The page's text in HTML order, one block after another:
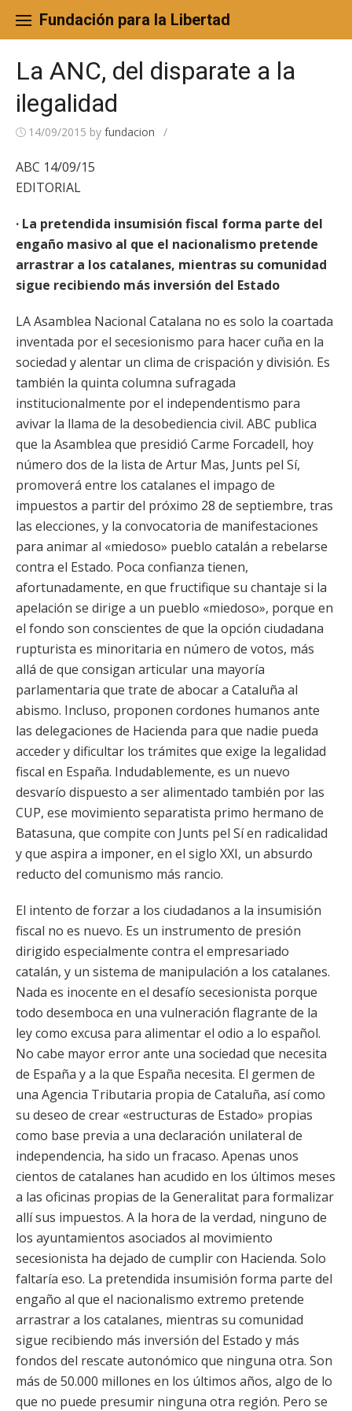
content
Fundación para la Libertad
La ANC, del disparate a la
ilegalidad
14/09/2015 by fundacion /
ABC 14/09/15
EDITORIAL
· La pretendida insumisión fiscal forma parte del
engaño masivo al que el nacionalismo pretende
arrastrar a los catalanes, mientras su comunidad
sigue recibiendo más inversión del Estado
LA Asamblea Nacional Catalana no es solo la coartada
inventada por el secesionismo para hacer cuña en la
sociedad y alentar un clima de crispación y división. Es
también la quinta columna sufragada
institucionalmente por el independentismo para
avivar la llama de la desobediencia civil. ABC publica
que la Asamblea que presidió Carme Forcadell, hoy
número dos de la lista de Artur Mas, Junts pel Sí,
promoverá entre los catalanes el impago de
impuestos a partir del próximo 28 de septiembre, tras
las elecciones, y la convocatoria de manifestaciones
para animar al «miedoso» pueblo catalán a rebelarse
contra el Estado. Poca confianza tienen,
afortunadamente, en que fructifique su chantaje si la
apelación se dirige a un pueblo «miedoso», porque en
el fondo son conscientes de que la opción ciudadana
rupturista es minoritaria en número de votos, más
allá de que consigan articular una mayoría
parlamentaria que trate de abocar a Cataluña al
abismo. Incluso, proponen cordones humanos ante
las delegaciones de Hacienda para que nadie pueda
acceder y dificultar los trámites que exige la legalidad
fiscal en España. Indudablemente, es un nuevo
desvarío dispuesto a ser alimentado también por las
CUP, ese movimiento separatista primo hermano de
Batasuna, que compite con Junts pel Sí en radicalidad
y que aspira a imponer, en el siglo XXI, un absurdo
reducto del comunismo más rancio.
El intento de forzar a los ciudadanos a la insumisión
fiscal no es nuevo. Es un instrumento de presión
dirigido especialmente contra el empresariado
catalán, y un sistema de manipulación a los catalanes.
Nada es inocente en el desafío secesionista porque
todo desemboca en una vulneración flagrante de la
ley como excusa para alimentar el odio a lo español.
No cabe mayor error ante una sociedad que necesita
de España y a la que España necesita. El germen de
una Agencia Tributaria propia de Cataluña, así como
su deseo de crear «estructuras de Estado» propias
como base previa a una declaración unilateral de
independencia, ha sido un fracaso. Apenas unos
cientos de catalanes han acudido en los últimos meses
a las oficinas propias de la Generalitat para formalizar
allí sus impuestos. A la hora de la verdad, ninguno de
los ayuntamientos asociados al movimiento
secesionista ha dejado de cumplir con Hacienda. Solo
faltaría eso. La pretendida insumisión forma parte del
engaño al que el nacionalismo extremo pretende
arrastrar a los catalanes, mientras su comunidad
sigue recibiendo más inversión del Estado y más
fondos del rescate autonómico que ninguna otra. Son
más de 50.000 millones en los últimos años, algo de lo
que no puede presumir ninguna otra región. Pero se